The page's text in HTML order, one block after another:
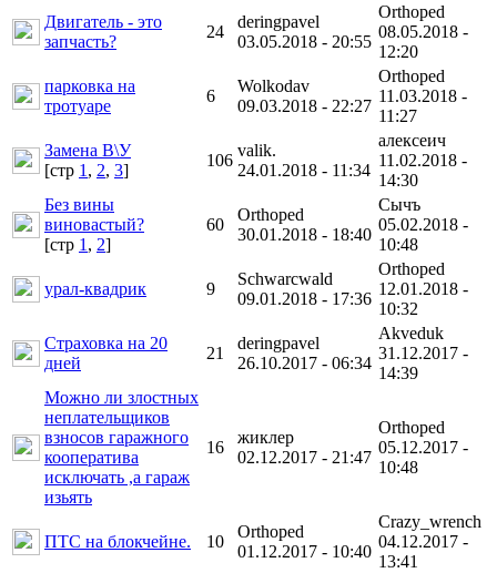
Двигатель - это
запчасть?
24
deringpavel
03.05.2018 - 20:55
Orthoped
08.05.2018 -
12:20
парковка на
тротуаре
6
Wolkodav
09.03.2018 - 22:27
Orthoped
11.03.2018 -
11:27
Замена В\У
[cтр 1, 2, 3]
106
valik.
24.01.2018 - 11:34
алексеич
11.02.2018 -
14:30
Без вины
виновастый?
[cтр 1, 2]
60
Orthoped
30.01.2018 - 18:40
Сычъ
05.02.2018 -
10:48
урал-квадрик 9
Schwarcwald
09.01.2018 - 17:36
Orthoped
12.01.2018 -
10:32
Страховка на 20
дней
21
deringpavel
26.10.2017 - 06:34
Akveduk
31.12.2017 -
14:39
Можно ли злостных
неплательщиков
взносов гаражного
кооператива
исключать ,а гараж
изьять
16
жиклер
02.12.2017 - 21:47
Orthoped
05.12.2017 -
10:48
ПТС на блокчейне. 10
Orthoped
01.12.2017 - 10:40
Crazy_wrench
04.12.2017 -
13:41